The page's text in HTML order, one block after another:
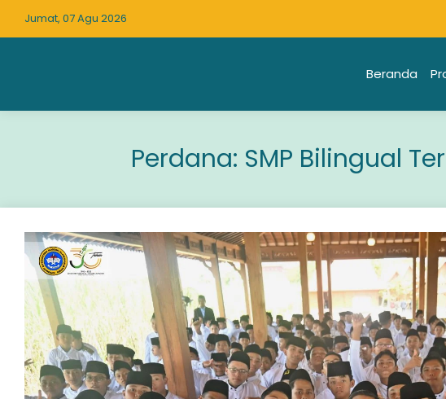
Jumat, 07 Agu 2026
Beranda
Perdana: SMP Bilingual